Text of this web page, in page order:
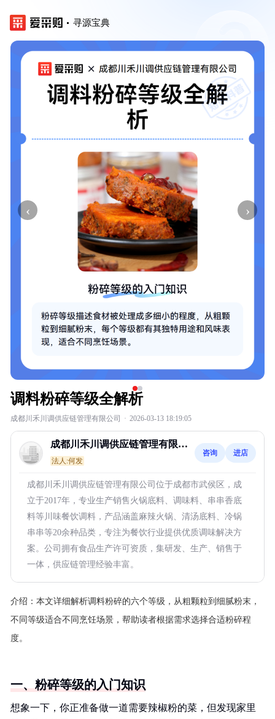
寻源宝典
‹ ›
调料粉碎等级全解析
成都川禾川调供应链管理有限公司 · 2026-03-13 18:19:05
成都川禾川调供应链管理有限公
司
法人:何发
咨询 进店
成都川禾川调供应链管理有限公司位于成都市武侯区，成
立于2017年，专业生产销售火锅底料、调味料、串串香底
料等川味餐饮调料，产品涵盖麻辣火锅、清汤底料、冷锅
串串等20余种品类，专注为餐饮行业提供优质调味解决方
案。公司拥有食品生产许可资质，集研发、生产、销售于
一体，供应链管理经验丰富。
介绍： 本文详细解析调料粉碎的六个等级，从粗颗粒到细腻粉末，
不同等级适合不同烹饪场景，帮助读者根据需求选择合适粉碎程
度。
一、粉碎等级的入门知识
想象一下，你正准备做一道需要辣椒粉的菜，但发现家里